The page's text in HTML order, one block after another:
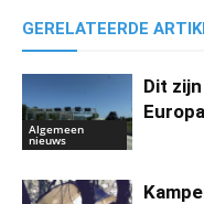
GERELATEERDE
Algemeen
nieuws
Dit
Europa